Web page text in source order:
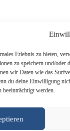
Erlebnis zu bieten,
zu speichern und/oder
wir Daten wie das
du deine Einwilligung
beeinträchtigt werden.
Newsletter